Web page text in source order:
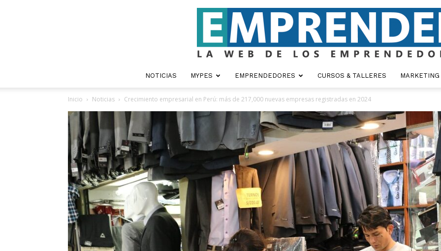
NOTICIAS MYPES EMPRENDEDORES CURSOS & TALLERES MARKETING
Inicio Noticias Crecimiento empresarial en Perú: más de 217,000 nuevas empresas registradas en 2024